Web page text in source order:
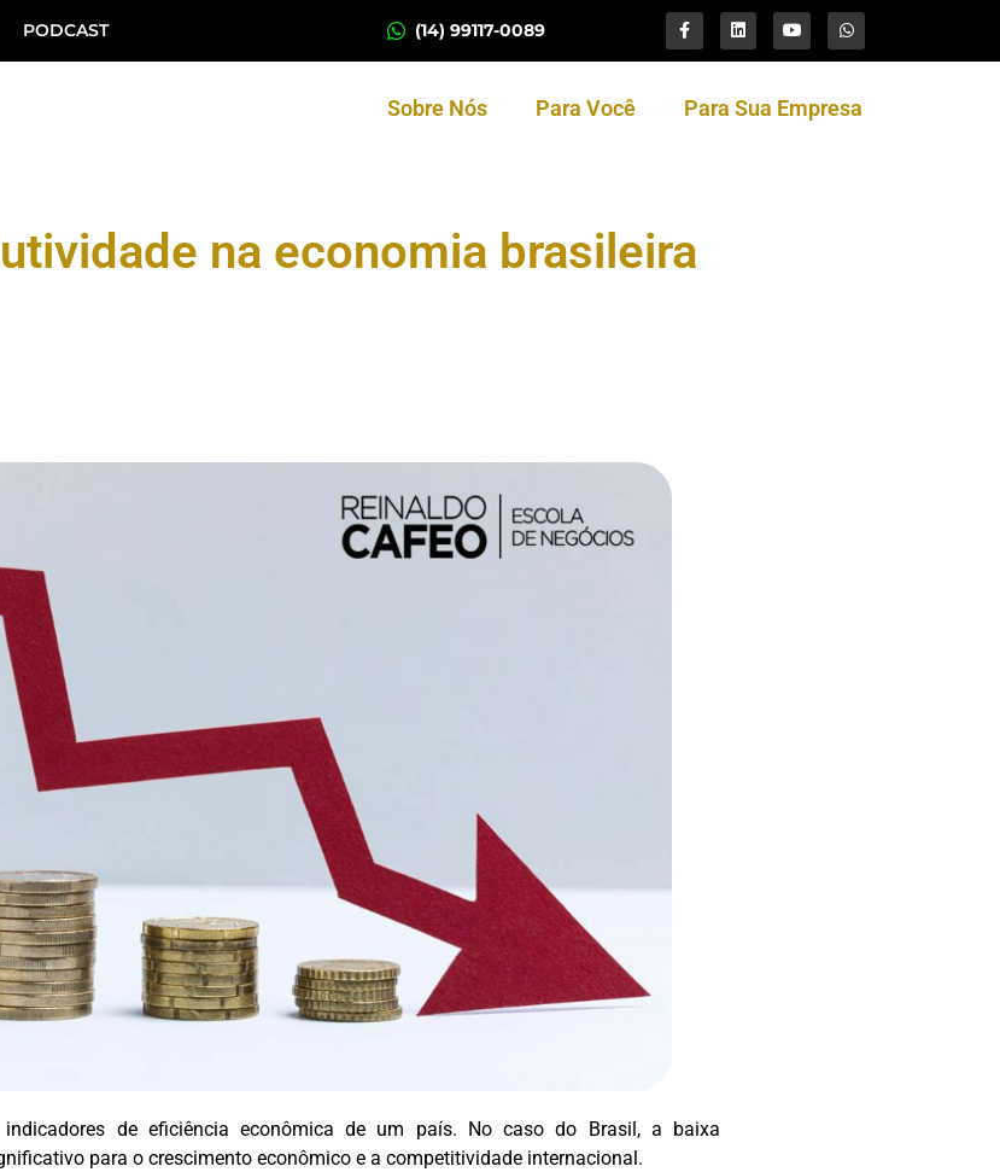
PODCAST (14) 99117-0089
Sobre Nós Para Você Para Sua Empresa
na economia brasileira
de eficiência econômica de um país. No caso do Brasil, a baixa
para o crescimento econômico e a competitividade internacional.